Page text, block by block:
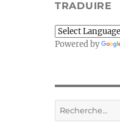
TRADUIRE
Powered by
Recherche
pour :